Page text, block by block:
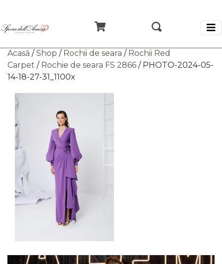
Acasă /Shop / Rochii de seara / Rochii Red
Carpet / Rochie de seara FS 2866 / PHOTO-2024-05-
14-18-27-31_1100x